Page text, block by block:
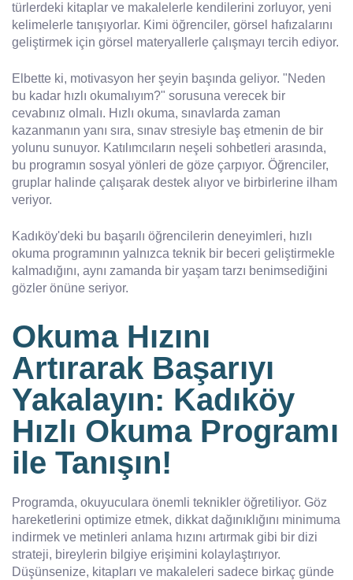
türlerdeki kitaplar ve makalelerle kendilerini zorluyor, yeni
kelimelerle tanışıyorlar. Kimi öğrenciler, görsel hafızalarını
geliştirmek için görsel materyallerle çalışmayı tercih ediyor.
Elbette ki, motivasyon her şeyin başında geliyor. "Neden
bu kadar hızlı okumalıyım?" sorusuna verecek bir
cevabınız olmalı. Hızlı okuma, sınavlarda zaman
kazanmanın yanı sıra, sınav stresiyle baş etmenin de bir
yolunu sunuyor. Katılımcıların neşeli sohbetleri arasında,
bu programın sosyal yönleri de göze çarpıyor. Öğrenciler,
gruplar halinde çalışarak destek alıyor ve birbirlerine ilham
veriyor.
Kadıköy'deki bu başarılı öğrencilerin deneyimleri, hızlı
okuma programının yalnızca teknik bir beceri geliştirmekle
kalmadığını, aynı zamanda bir yaşam tarzı benimsediğini
gözler önüne seriyor.
Okuma Hızını
Artırarak Başarıyı
Yakalayın: Kadıköy
Hızlı Okuma Programı
ile Tanışın!
Programda, okuyuculara önemli teknikler öğretiliyor. Göz
hareketlerini optimize etmek, dikkat dağınıklığını minimuma
indirmek ve metinleri anlama hızını artırmak gibi bir dizi
strateji, bireylerin bilgiye erişimini kolaylaştırıyor.
Düşünsenize, kitapları ve makaleleri sadece birkaç günde